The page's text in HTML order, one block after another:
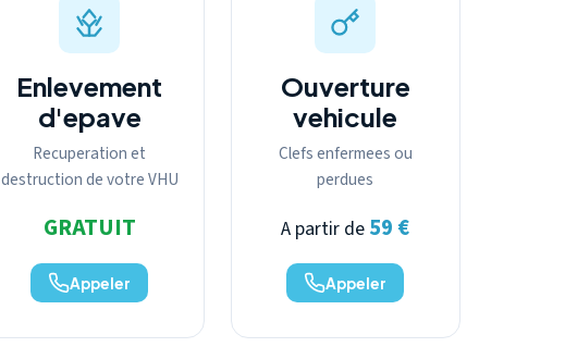
Enlevement
d'epave
Recuperation et
destruction de votre VHU
GRATUIT
Appeler
Ouverture
vehicule
Clefs enfermees ou
perdues
A partir de 59 €
Appeler